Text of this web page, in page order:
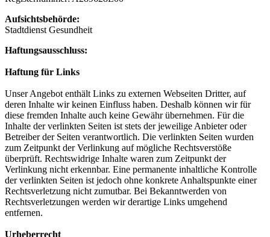
Aufsichtsbehörde:
Stadtdienst Gesundheit
Haftungsausschluss:
Haftung für Links
Unser Angebot enthält Links zu externen Webseiten Dritter, auf
deren Inhalte wir keinen Einfluss haben. Deshalb können wir für
diese fremden Inhalte auch keine Gewähr übernehmen. Für die
Inhalte der verlinkten Seiten ist stets der jeweilige Anbieter oder
Betreiber der Seiten verantwortlich. Die verlinkten Seiten wurden
zum Zeitpunkt der Verlinkung auf mögliche Rechtsverstöße
überprüft. Rechtswidrige Inhalte waren zum Zeitpunkt der
Verlinkung nicht erkennbar. Eine permanente inhaltliche Kontrolle
der verlinkten Seiten ist jedoch ohne konkrete Anhaltspunkte einer
Rechtsverletzung nicht zumutbar. Bei Bekanntwerden von
Rechtsverletzungen werden wir derartige Links umgehend
entfernen.
Urheberrecht